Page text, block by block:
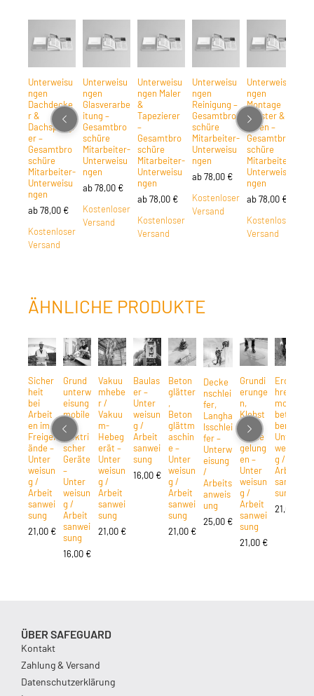
Unterweisu
ngen
Dachdecke
r &
Dachspengl
er –
Gesamtbro
schüre
Mitarbeiter-
Unterweisu
ngen
ab78,00 €
Kostenloser
Versand
Unterweisu
ngen
Glasverarbe
itung –
Gesamtbro
schüre
Mitarbeiter-
Unterweisu
ngen
ab78,00 €
Kostenloser
Versand
Unterweisu
ngen Maler
&
Tapezierer
–
Gesamtbro
schüre
Mitarbeiter-
Unterweisu
ngen
ab78,00 €
Kostenloser
Versand
Unterweisu
ngen
Reinigung –
Gesamtbro
schüre
Mitarbeiter-
Unterweisu
ngen
ab78,00 €
Kostenloser
Versand
Unterweisu
ngen
Montage
Fenster &
Türen –
Gesamtbro
schüre
Mitarbeiter-
Unterweisu
ngen
ab78,00 €
Kostenloser
Versand
ÄHNLICHE PRODUKTE
Sicher
heit
bei
Arbeit
en im
Freigel
ände –
Unter
weisun
g /
Arbeit
sanwei
sung
21,00 €
Grund
unterw
eisung
mobile
r
elektri
scher
Geräte
–
Unter
weisun
g /
Arbeit
sanwei
sung
16,00 €
Vakuu
mhebe
r /
Vakuu
m-
Hebeg
erät –
Unter
weisun
g /
Arbeit
sanwei
sung
21,00 €
Baulas
er –
Unter
weisun
g /
Arbeit
sanwei
sung
16,00 €
Beton
glätter
,
Beton
glättm
aschin
e –
Unter
weisun
g /
Arbeit
sanwei
sung
21,00 €
Decke
nschlei
fer,
Langha
lsschlei
fer –
Unterw
eisung
/
Arbeits
anweis
ung
25,00 €
Grundi
erunge
n,
Klebst
offe,
Versie
gelung
en –
Unter
weisun
g /
Arbeit
sanwei
sung
21,00 €
Erdbo
hrer
motor
betrie
ben –
Unter
weisun
g /
Arbeit
sanwei
sung
21,00
ÜBER SAFEGUARD
Kontakt
Zahlung & Versand
Datenschutzerklärung